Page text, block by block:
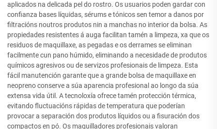
aplicados na delicada pel do rostro. Os usuarios poden gardar con
confianza bases líquidas, sérums e tónicos sen temor a danos por
filtracións noutros produtos nin a manchas no interior da bolsa. As
propiedades resistentes á auga facilitan tamén a limpeza, xa que os
residuos de maquillaxe, as pegadas e os derrames se eliminan
facilmente cun pano húmido, eliminando a necesidade de produtos
químicos agresivos ou de servizos profesionais de limpeza. Esta
fácil manutención garante que a grande bolsa de maquillaxe en
neopreno conserve a súa aparencia profesional ao longo da súa
extensa vida útil. A tecnoloxía ofrece tamén protección térmica,
evitando fluctuacións rápidas de temperatura que poderían
provocar a separación dos produtos líquidos ou a fisuración dos
compactos en pó. Os maquilladores profesionais valoran